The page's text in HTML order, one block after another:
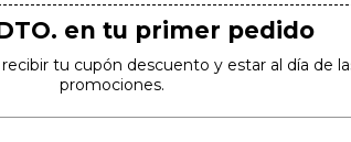
en tu primer pedido
tu cupón descuento y estar al día de
promociones.